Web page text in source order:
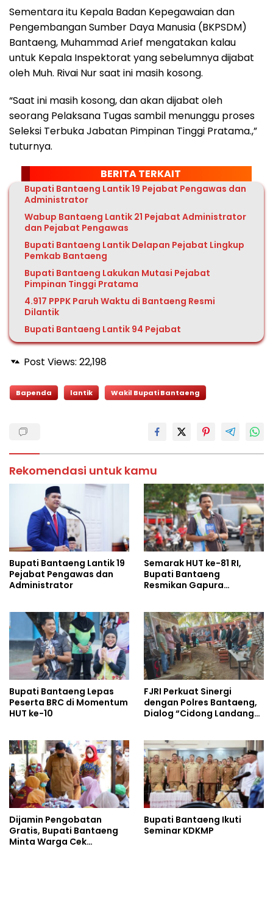
Sementara itu Kepala Badan Kepegawaian dan
Pengembangan Sumber Daya Manusia (BKPSDM)
Bantaeng, Muhammad Arief mengatakan kalau
untuk Kepala Inspektorat yang sebelumnya dijabat
oleh Muh. Rivai Nur saat ini masih kosong.
“Saat ini masih kosong, dan akan dijabat oleh
seorang Pelaksana Tugas sambil menunggu proses
Seleksi Terbuka Jabatan Pimpinan Tinggi Pratama.,”
tuturnya.
BERITA TERKAIT
Bupati Bantaeng Lantik 19 Pejabat Pengawas dan
Administrator
Wabup Bantaeng Lantik 21 Pejabat Administrator
dan Pejabat Pengawas
Bupati Bantaeng Lantik Delapan Pejabat Lingkup
Pemkab Bantaeng
Bupati Bantaeng Lakukan Mutasi Pejabat
Pimpinan Tinggi Pratama
4.917 PPPK Paruh Waktu di Bantaeng Resmi
Dilantik
Bupati Bantaeng Lantik 94 Pejabat
Post Views: 22,198
Bapenda lantik Wakil Bupati Bantaeng
Rekomendasi untuk kamu
Bupati Bantaeng Lantik 19
Pejabat Pengawas dan
Administrator
Semarak HUT ke-81 RI,
Bupati Bantaeng
Resmikan Gapura
Bupati Bantaeng Lepas
Peserta BRC di Momentum
HUT ke-10
FJRI Perkuat Sinergi
dengan Polres Bantaeng,
Dialog “Cidong Landang”
Dijamin Pengobatan
Gratis, Bupati Bantaeng
Minta Warga Cek
Bupati Bantaeng Ikuti
Seminar KDKMP